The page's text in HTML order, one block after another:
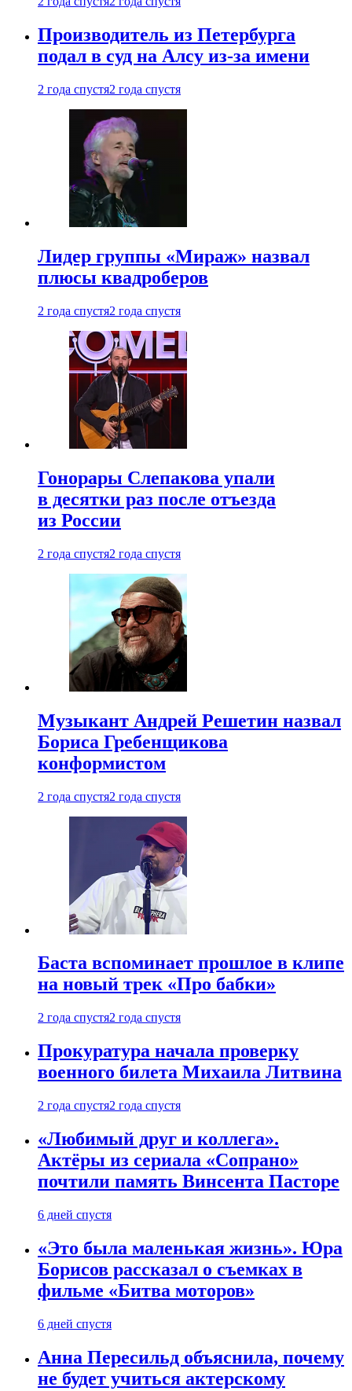
Производитель из Петербурга
подал в суд на Алсу из-за имени
2 года спустя2 года спустя
Лидер группы «Мираж» назвал
плюсы квадроберов
2 года спустя2 года спустя
Гонорары Слепакова упали
в десятки раз после отъезда
из России
2 года спустя2 года спустя
Музыкант Андрей Решетин назвал
Бориса Гребенщикова
конформистом
2 года спустя2 года спустя
Баста вспоминает прошлое в клипе
на новый трек «Про бабки»
2 года спустя2 года спустя
Прокуратура начала проверку
военного билета Михаила Литвина
2 года спустя2 года спустя
«Любимый друг и коллега».
Актёры из сериала «Сопрано»
почтили память Винсента Пасторе
6 дней спустя
«Это была маленькая жизнь». Юра
Борисов рассказал о съемках в
фильме «Битва моторов»
6 дней спустя
Анна Пересильд объяснила, почему
не будет учиться актерскому